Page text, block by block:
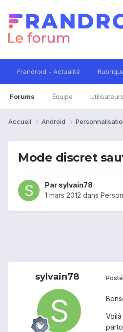
Frandroid - Actualité
Forums Équipe
Accueil Android
Mode discret
Par sylvain78
1 mars 2012 dans
sylvain78